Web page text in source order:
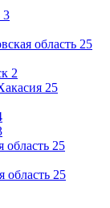
3
область 25
2
25
область 25
область 25